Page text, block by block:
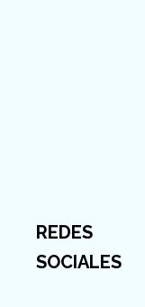
REDES
SOCIALES